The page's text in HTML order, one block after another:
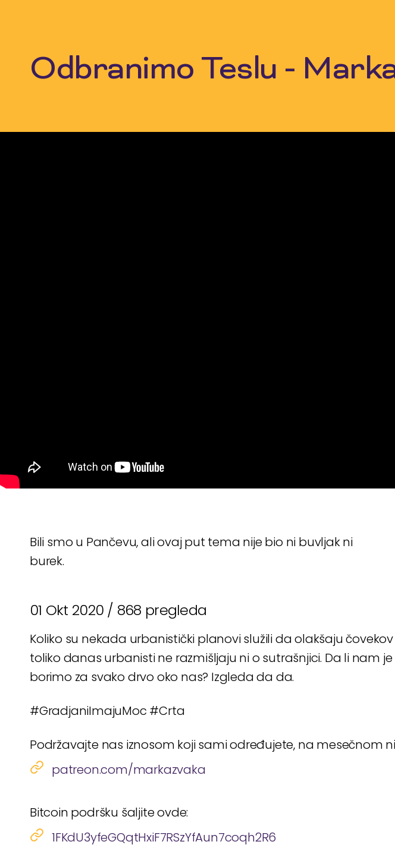
Odbranimo Teslu -
Bili smo u Pančevu, ali ovaj put tema nije bio ni buvljak ni
burek.
01 Okt 2020 / 868 pregleda
Koliko su nekada urbanistički planovi služili da olakšaju
toliko danas urbanisti ne razmišljaju ni o sutrašnjici. Da li nam
borimo za svako drvo oko nas? Izgleda da da.
#GradjaniImajuMoc #Crta
Podržavajte nas iznosom koji sami određujete, na mesečnom
patreon.com/markazvaka
Bitcoin podršku šaljite ovde:
1FKdU3yfeGQqtHxiF7RSzYfAun7coqh2R6